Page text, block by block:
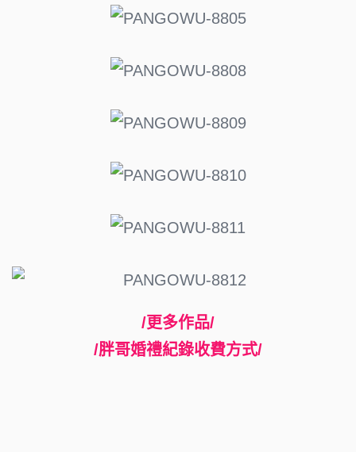
/更多作品/
/胖哥婚禮紀錄收費方式/